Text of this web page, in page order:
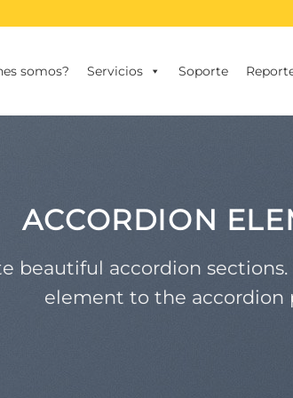
somos? Servicios Soporte
ACCORDION
beautiful accordion sections.
element to the accordion